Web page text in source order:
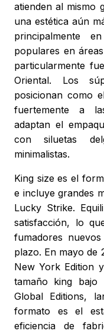
atienden al mismo
una estética aún
principalmente
populares en
particularmente
Oriental. Los
posicionan como
fuertemente a
adaptan el
con siluetas
minimalistas.
King size es el
e incluye grandes
Lucky Strike.
satisfacción, lo
fumadores
plazo. En mayo de
New York Edition
tamaño king bajo
Global Editions,
formato es el
eficiencia de